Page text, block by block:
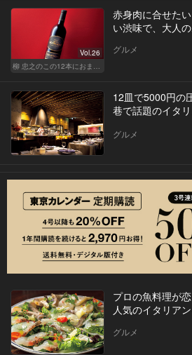
Vol.26
柳 忠之のこの12本におまかせ
赤身肉に合せた
い渋味で、大人
グルメ
12皿で5000円の
巷で話題のイタ
グルメ
プロの魚料理が
人気のイタリア
グルメ